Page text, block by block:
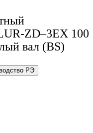
ZD–3EX 100
вал (BS)
РЭ